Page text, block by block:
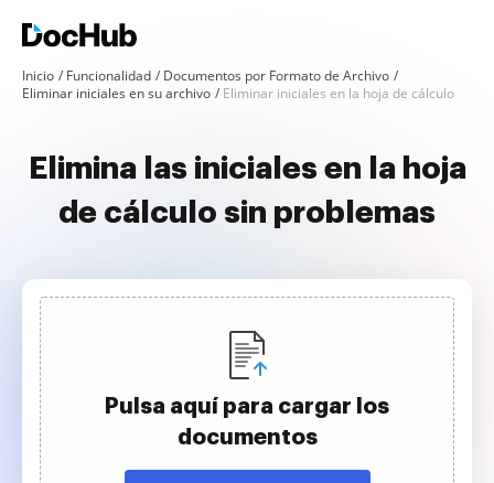
Inicio Funcionalidad
Documentos por Formato de Archivo
Eliminar iniciales en su archivo
Eliminar iniciales en la hoja de cálculo
Elimina las iniciales en la hoja
de cálculo sin problemas
Pulsa aquí para cargar los
documentos